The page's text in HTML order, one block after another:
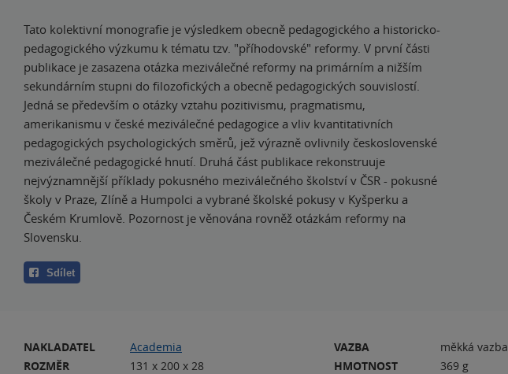
Tato kolektivní monografie je výsledkem obecně pedagogického a historicko-
pedagogického výzkumu k tématu tzv. "příhodovské" reformy. V první části
publikace je zasazena otázka meziválečné reformy na primárním a nižším
sekundárním stupni do filozofických a obecně pedagogických souvislostí.
Jedná se především o otázky vztahu pozitivismu, pragmatismu,
amerikanismu v české meziválečné pedagogice a vliv kvantitativních
pedagogických psychologických směrů, jež výrazně ovlivnily československé
meziválečné pedagogické hnutí. Druhá část publikace rekonstruuje
nejvýznamnější příklady pokusného meziválečného školství v ČSR - pokusné
školy v Praze, Zlíně a Humpolci a vybrané školské pokusy v Kyšperku a
Českém Krumlově. Pozornost je věnována rovněž otázkám reformy na
Slovensku.
Sdílet
NAKLADATEL
Academia
ROZMĚR
131 x 200 x 28
VAZBA
měkká vazba
HMOTNOST
369 g